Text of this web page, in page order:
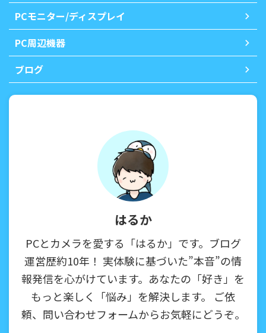
PCモニター/ディスプレイ
PC周辺機器
ブログ
はるか
PCとカメラを愛する「はるか」です。ブログ
運営歴約10年！ 実体験に基づいた”本音”の情
報発信を心がけています。あなたの「好き」を
もっと楽しく「悩み」を解決します。 ご依
頼、問い合わせフォームからお気軽にどうぞ。